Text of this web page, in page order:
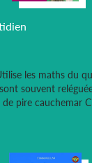
les maths du
souvent
pire cauchemar